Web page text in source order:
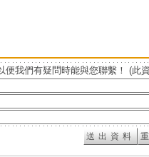
便我們有疑問時能與您聯繫！ (此